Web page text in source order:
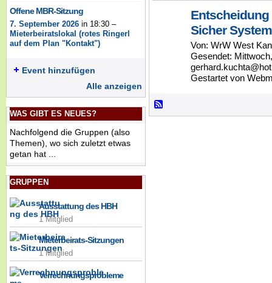
Offene MBR-Sitzung
7. September 2026 in 18:30 –
Mieterbeiratslokal (rotes Ringerl
auf dem Plan "Kontakt")
Event hinzufügen
Alle anzeigen
WAS GIBT ES NEUES?
Nachfolgend die Gruppen (also
Themen), wo sich zuletzt etwas
getan hat ...
GRUPPEN
Ausstattung des HBH
1 Mitglied
Mieterbeirats-Sitzungen
1 Mitglied
Verrechnungsprobleme
Sicher
Von: WrW West
Gesendet:
Gestartet von